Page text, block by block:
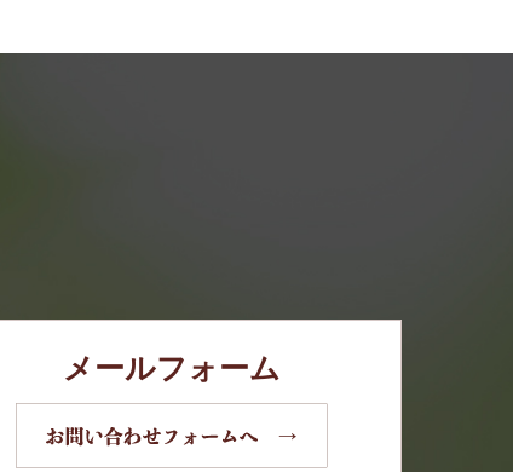
メールフォーム